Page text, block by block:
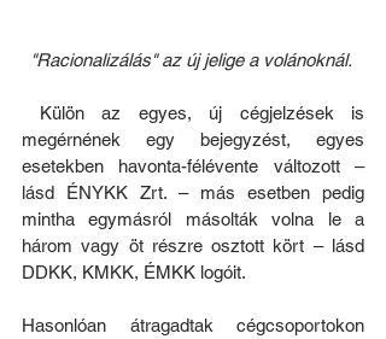
"Racionalizálás" az új jelige a volánoknál.
megérnének egy bejegyzést, egyes
esetekben havonta-félévente változott –
lásd ÉNYKK Zrt. – más esetben pedig
mintha egymásról másolták volna le a
három vagy öt részre osztott kört – lásd
DDKK, KMKK, ÉMKK logóit.
Hasonlóan átragadtak cégcsoportokon